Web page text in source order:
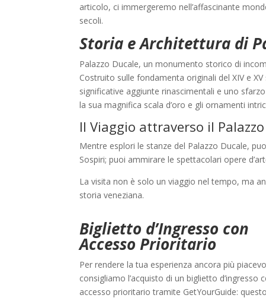
articolo, ci immergeremo nell’affascinante
secoli.
Storia e Architettura di
Palazzo Ducale, un monumento storico di
Costruito sulle fondamenta originali del XIV e
significative aggiunte rinascimentali e uno
la sua magnifica scala d’oro e gli ornamenti
Il Viaggio attraverso il Palazzo
Mentre esplori le stanze del Palazzo Ducale,
Sospiri; puoi ammirare le spettacolari opere
La visita non è solo un viaggio nel tempo, ma
storia veneziana.
Biglietto d’Ingresso con
Accesso Prioritario
Per rendere la tua esperienza ancora più
consigliamo l’acquisto di un biglietto d’ingresso
accesso prioritario tramite GetYourGuide: